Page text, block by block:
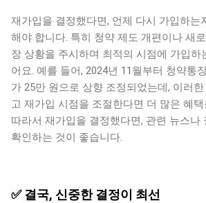
재가입을 결정했다면, 언제 다시 가입하는
해야 합니다. 특히 청약 제도 개편이나 새
장 상황을 주시하며 최적의 시점에 가입하
어요. 예를 들어, 2024년 11월부터 청약통
가 25만 원으로 상향 조정되었는데, 이러
고 재가입 시점을 조절한다면 더 많은 혜
따라서 재가입을 결정했다면, 관련 뉴스나
확인하는 것이 좋습니다.
✅ 결국, 신중한 결정이 최선